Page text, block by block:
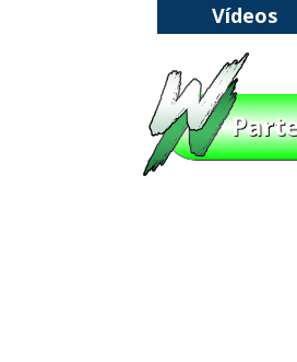
AEW: Samoa Joe faz tease
Aug 07 2026
Vídeos